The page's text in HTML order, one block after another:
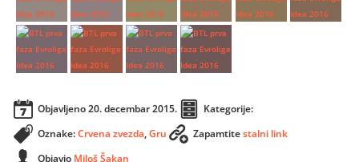
Objavljeno20. decembar 2015.
Kategorije:
Oznake:Crvena zvezda,Gru Zapamtitestalni link
Objavio Miloš Šakan